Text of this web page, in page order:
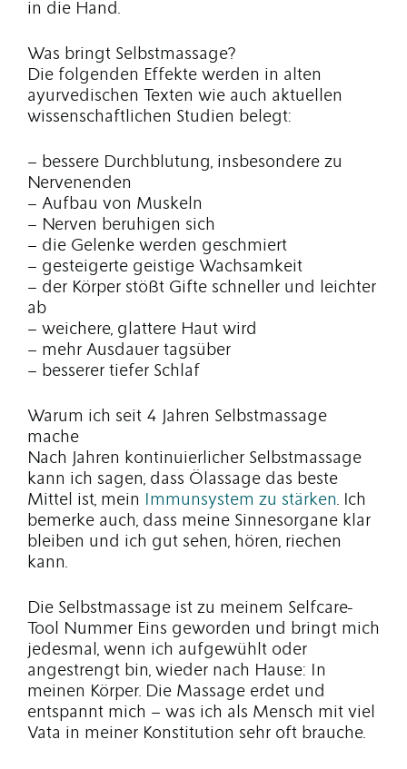
in die Hand.
Was bringt Selbstmassage?
Die folgenden Effekte werden in alten
ayurvedischen Texten wie auch aktuellen
wissenschaftlichen Studien belegt:
– bessere Durchblutung, insbesondere zu
Nervenenden
– Aufbau von Muskeln
– Nerven beruhigen sich
– die Gelenke werden geschmiert
– gesteigerte geistige Wachsamkeit
– der Körper stößt Gifte schneller und leichter
ab
– weichere, glattere Haut wird
– mehr Ausdauer tagsüber
– besserer tiefer Schlaf
Warum ich seit 4 Jahren Selbstmassage
mache
Nach Jahren kontinuierlicher Selbstmassage
kann ich sagen, dass Ölassage das beste
Mittel ist, mein
Immunsystem zu stärken. Ich
bemerke auch, dass meine Sinnesorgane klar
bleiben und ich gut sehen, hören, riechen
kann.
Die Selbstmassage ist zu meinem Selfcare-
Tool Nummer Eins geworden und bringt mich
jedesmal, wenn ich aufgewühlt oder
angestrengt bin, wieder nach Hause: In
meinen Körper. Die Massage erdet und
entspannt mich – was ich als Mensch mit viel
Vata in meiner Konstitution sehr oft brauche.